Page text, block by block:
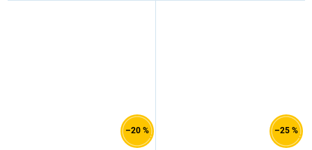
–20 % –25 %